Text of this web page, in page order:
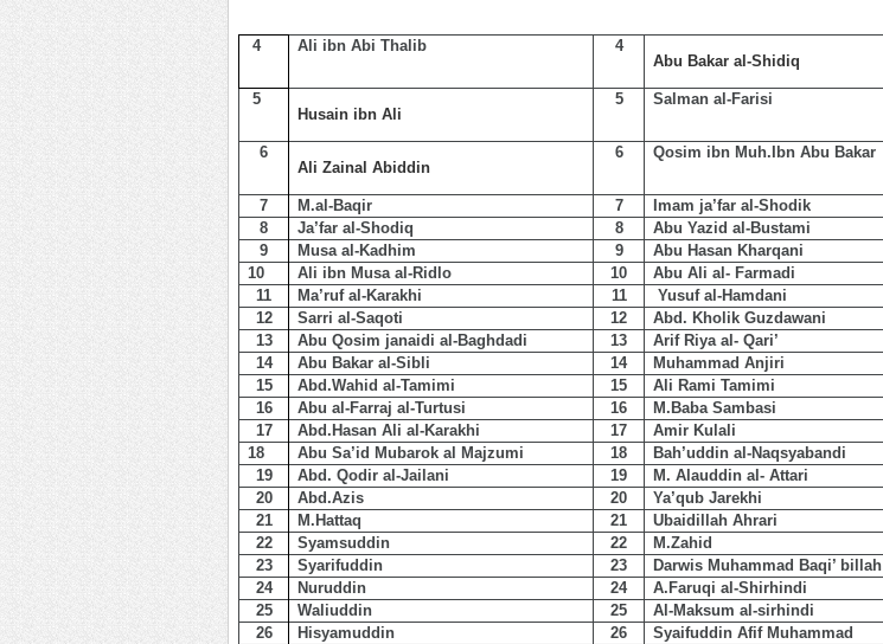
4 Ali ibn Abi Thalib
4
Abu Bakar al-Shidiq
5
Husain ibn Ali
5 Salman al-Farisi
6
Ali Zainal Abiddin
6 Qosim ibn Muh.Ibn Abu Bakar
7 M.al-Baqir 7
Imam ja’far al-Shodik
8
Ja’far al-Shodiq 8
Abu Yazid al-Bustami
9
Musa al-Kadhim 9
Abu Hasan Kharqani
10
Ali ibn Musa al-Ridlo 10
Abu Ali al- Farmadi
11
Ma’ruf al-Karakhi 11
Yusuf al-Hamdani
12
Sarri al-Saqoti 12
Abd. Kholik Guzdawani
13
Abu Qosim janaidi al-Baghdadi 13
Arif Riya al- Qari’
14
Abu Bakar al-Sibli 14
Muhammad Anjiri
15
Abd.Wahid al-Tamimi 15
Ali Rami Tamimi
16
Abu al-Farraj al-Turtusi 16
M.Baba Sambasi
17
Abd.Hasan Ali al-Karakhi 17
Amir Kulali
18
Abu Sa’id Mubarok al Majzumi 18
Bah’uddin al-Naqsyabandi
19
Abd. Qodir al-Jailani 19
M. Alauddin al- Attari
20
Abd.Azis 20
Ya’qub Jarekhi
21
M.Hattaq 21
Ubaidillah Ahrari
22
Syamsuddin 22
M.Zahid
23
Syarifuddin 23
Darwis Muhammad Baqi’ billah
24
Nuruddin 24
A.Faruqi al-Shirhindi
25
Waliuddin 25
Al-Maksum al-sirhindi
26
Hisyamuddin 26
Syaifuddin Afif Muhammad